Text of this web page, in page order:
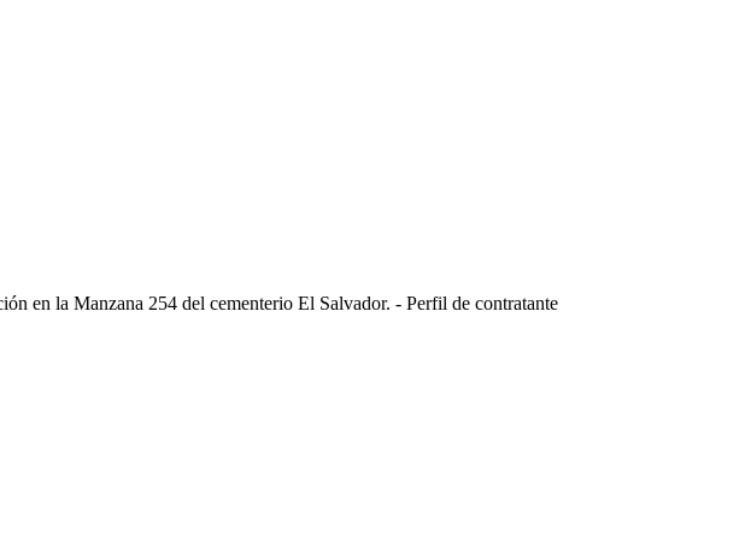
en la Manzana 254 del cementerio El Salvador. - Perfil de contratante